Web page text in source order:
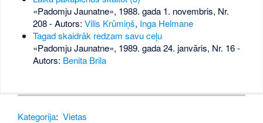
«Padomju Jaunatne», 1988. gada 1. novembris, Nr.
208- Autors: Vilis Krūmiņš, Inga Helmane
Tagad skaidrāk redzam savu ceļu
«Padomju Jaunatne», 1989. gada 24. janvāris, Nr. 16-
Autors: Benita Brila
Kategorija: Vietas